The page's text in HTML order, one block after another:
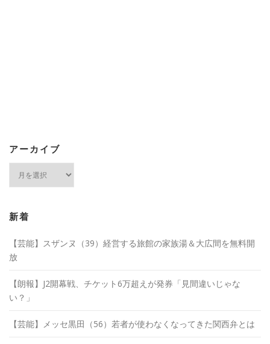
アーカイブ
ブ
新着
【芸能】スザンヌ（39）経営する旅館の家族湯＆大広間を無料開
放
【朗報】J2開幕戦、チケット6万超えが発券「見間違いじゃな
い？」
【芸能】メッセ黒田（56）若者が使わなくなってきた関西弁とは